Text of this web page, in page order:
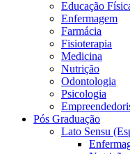
Educação
Enfermagem
Farmácia
Fisioterapia
Medicina
Nutrição
Odontologia
Psicologia
Pós Graduação
Lato Sensu